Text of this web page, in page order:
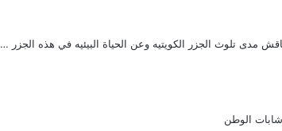
مدى تلوث الجزر الكويتيه وعن الحياة البيئيه في هذه الجزر …